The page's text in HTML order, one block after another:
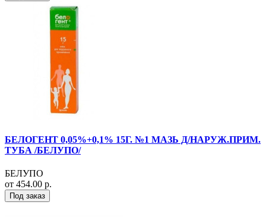
БЕЛОГЕНТ 0,05%+0,1% 15Г. №1 МАЗЬ Д/НАРУЖ.ПРИМ.
ТУБА /БЕЛУПО/
БЕЛУПО
от 454.00 р.
Под заказ